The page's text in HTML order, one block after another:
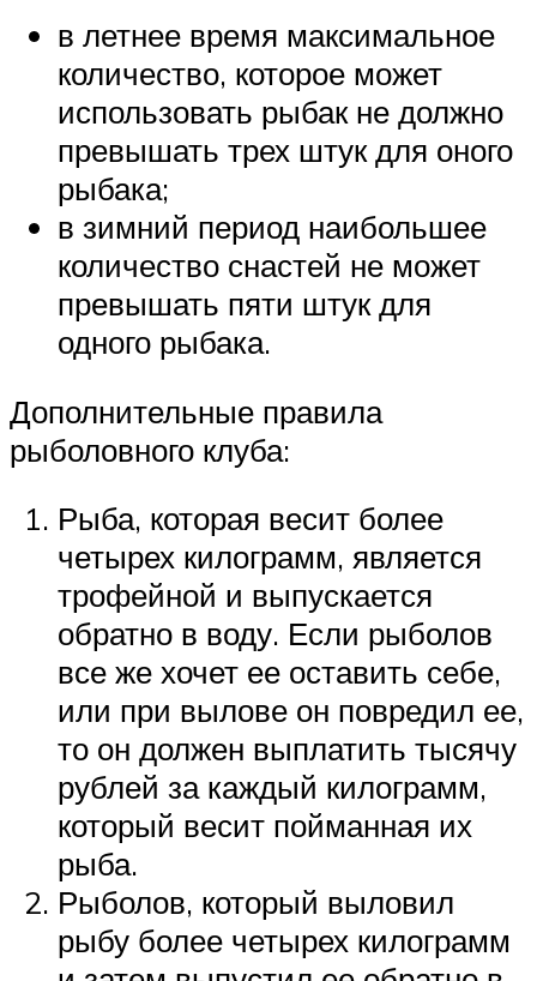
в летнее время максимальное
количество, которое может
использовать рыбак не должно
превышать трех штук для оного
рыбака;
в зимний период наибольшее
количество снастей не может
превышать пяти штук для
одного рыбака.
Дополнительные правила
рыболовного клуба:
Рыба, которая весит более
четырех килограмм, является
трофейной и выпускается
обратно в воду. Если рыболов
все же хочет ее оставить себе,
или при вылове он повредил ее,
то он должен выплатить тысячу
рублей за каждый килограмм,
который весит пойманная их
рыба.
Рыболов, который выловил
рыбу более четырех килограмм